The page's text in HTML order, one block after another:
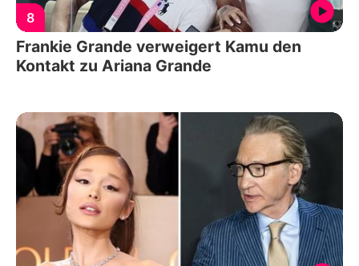
8
Frankie Grande verweigert Kamu den
Kontakt zu Ariana Grande